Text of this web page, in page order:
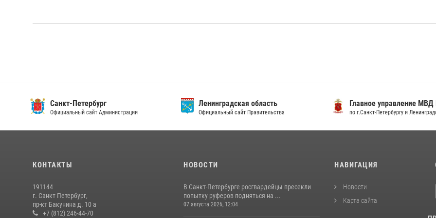
Санкт-Петербург
Официальный сайт Администрации
Ленинградская область
Официальный сайт Правительства
Главное управление МВД
по г.Санкт-Петербургу и
КОНТАКТЫ
191144
г. Санкт Петербург,
пр-кт Бакунина д. 10 а
+7 (812) 246-44-70
НОВОСТИ
В Санкт-Петербурге росгвардейцы пресекли
попытку руферов подняться на ...
07 августа 2026, 12:04
НАВИГАЦИЯ
Новости
Карта сайта